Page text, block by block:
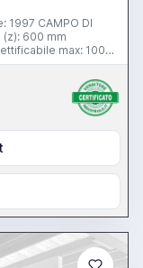
DI
mandrino nel 2015